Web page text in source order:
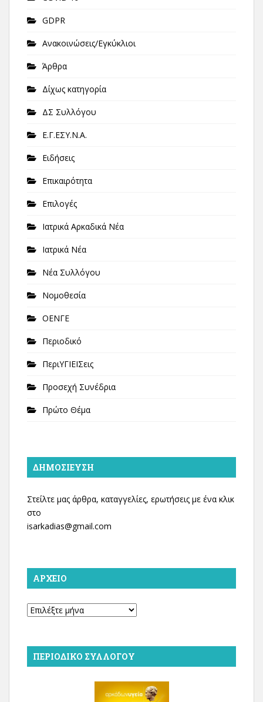
GDPR
Ανακοινώσεις/Εγκύκλιοι
Άρθρα
Δίχως κατηγορία
ΔΣ Συλλόγου
Ε.Γ.ΕΣΥ.Ν.Α.
Ειδήσεις
Επικαιρότητα
Επιλογές
Ιατρικά Αρκαδικά Νέα
Ιατρικά Νέα
Νέα Συλλόγου
Νομοθεσία
ΟΕΝΓΕ
Περιοδικό
ΠεριΥΓΙΕΙΣεις
Προσεχή Συνέδρια
Πρώτο Θέμα
ΔΗΜΟΣΊΕΥΣΗ
Στείλτε μας άρθρα, καταγγελίες, ερωτήσεις με ένα κλικ
στο
isarkadias@gmail.com
ΑΡΧΕΊΟ
Αρχείο
ΠΕΡΙΟΔΙΚΌ ΣΥΛΛΌΓΟΥ